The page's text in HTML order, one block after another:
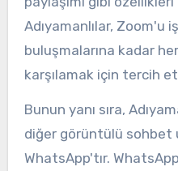
Adıyamanlılar, Zoom'u
buluşmalarına kadar
karşılamak için tercih
Bunun yanı sıra,
diğer görüntülü sohbet
WhatsApp'tır.